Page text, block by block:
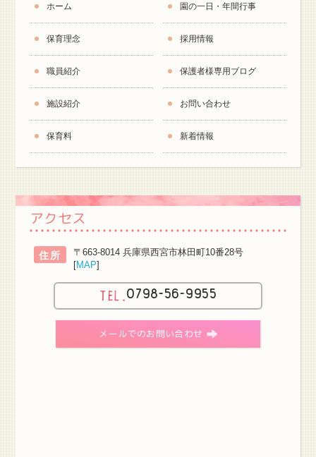
ホーム
保育理念
職員紹介
施設紹介
保育料
園の一日・年間行事
採用情報
保護者様専用ブログ
お問い合わせ
新着情報
アクセス
住所
〒663-8014 兵庫県西宮市林田町10番28号
[MAP]
0798-56-9955
メールでのお問い合わせ